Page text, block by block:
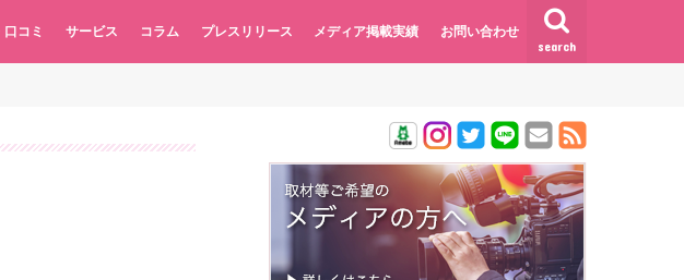
search
コミ サービス コラム プレスリリース メディア掲載実績 お問い合わせ